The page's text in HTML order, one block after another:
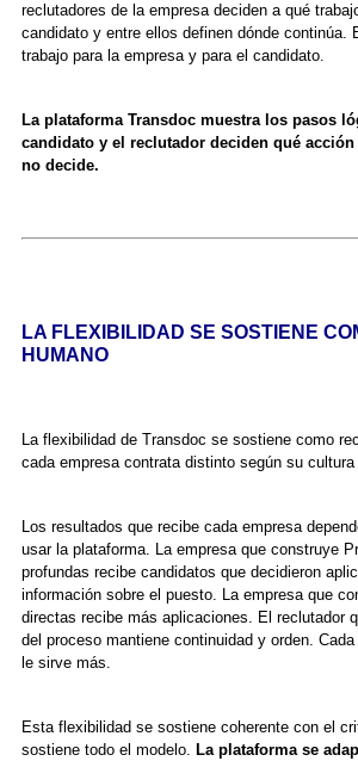
reclutadores de la empresa deciden a qué
candidato y entre ellos definen dónde continúa.
trabajo para la empresa y para el candidato.
La plataforma Transdoc muestra los pasos
candidato y el reclutador deciden qué
no decide.
LA FLEXIBILIDAD SE SOSTIENE
HUMANO
La flexibilidad de Transdoc se sostiene como
cada empresa contrata distinto según su
Los resultados que recibe cada empresa
usar la plataforma. La empresa que construye
profundas recibe candidatos que decidieron
información sobre el puesto. La empresa que
directas recibe más aplicaciones. El reclutador
del proceso mantiene continuidad y orden.
le sirve más.
Esta flexibilidad se sostiene coherente con el
sostiene todo el modelo. La plataforma se